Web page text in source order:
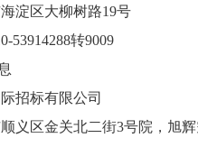
区大柳树路19号
转9009
标有限公司
金关北二街3号院，旭辉